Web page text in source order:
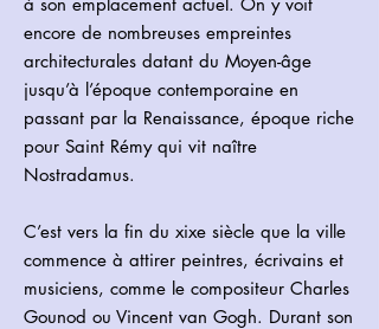
encore de nombreuses empreintes
architecturales datant du Moyen-âge
jusqu’à l’époque contemporaine en
passant par la Renaissance, époque riche
pour Saint Rémy qui vit naître
Nostradamus.
C’est vers la fin du xixe siècle que la ville
commence à attirer peintres, écrivains et
musiciens, comme le compositeur Charles
Gounod ou Vincent van Gogh. Durant son